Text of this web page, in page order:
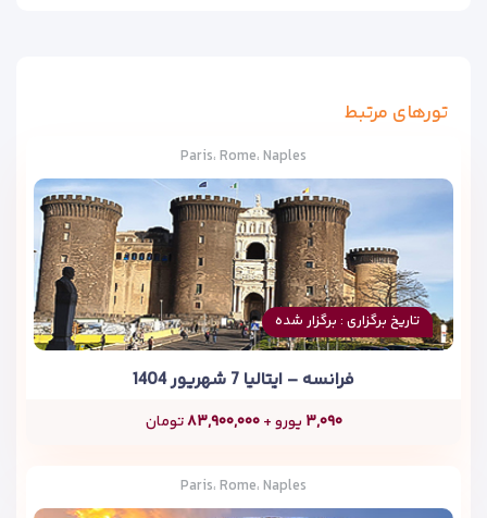
تورهای مرتبط
Paris، Rome، Naples
تاریخ برگزاری : برگزار شده
فرانسه – ایتالیا 7 شهریور 1404
۳,۰۹۰ یورو +۸۳,۹۰۰,۰۰۰تومان
Paris، Rome، Naples